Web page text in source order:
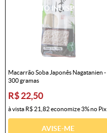
Macarrão Soba Japonês Nagatanien -
300 gramas
R$ 22,50
à vista R$ 21,82economize3%no Pix
AVISE-ME